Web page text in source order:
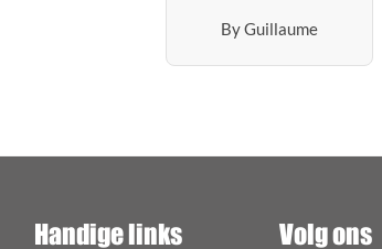
By Guillaume
Handige links Volg ons